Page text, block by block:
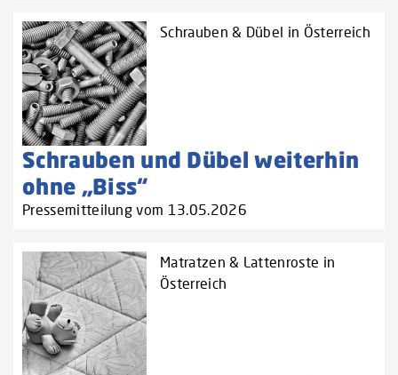
Schrauben & Dübel in Österreich
Schrauben und Dübel weiterhin
ohne „Biss“
Pressemitteilung vom 13.05.2026
Matratzen & Lattenroste in
Österreich